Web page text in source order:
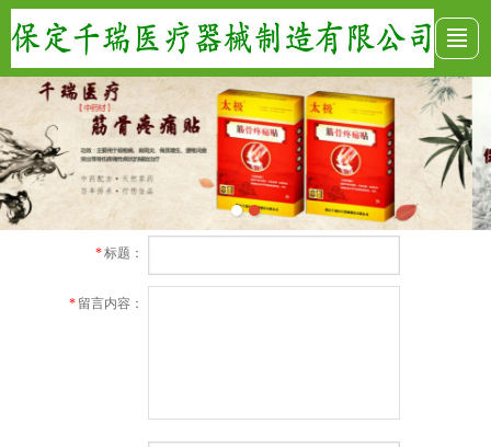
首页 公司介绍 新闻动态 留言反馈 联系我们 电子地图
*标题：
* 留言内容：